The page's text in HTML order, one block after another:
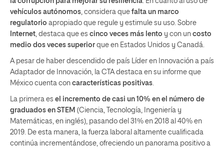
vehículos autónomos, considera que falta un marco
regulatorio apropiado que regule y estimule su uso. Sobre
Internet, destaca que es cinco veces más lento y con un costo
medio dos veces superior que en Estados Unidos y Canadá.
A pesar de haber descendido de país Líder en Innovación a país
Adaptador de Innovación, la CTA destaca en su informe que
México cuenta con características positivas.
La primera es el incremento de casi un 10% en el número de
graduados en STEM (Ciencia, Tecnología, Ingeniería y
Matemáticas, en inglés), pasando del 31% en 2018 al 40% en
2019. De esta manera, la fuerza laboral altamente cualificada
continúa incrementándose, ofreciendo un panorama positivo a